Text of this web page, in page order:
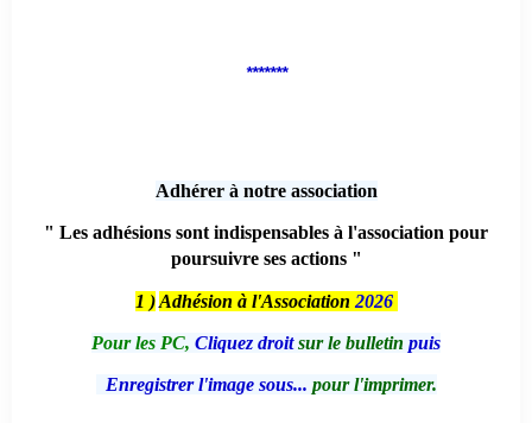
*******
Adhérer à notre association
" Les adhésions sont indispensables à l'association pour
poursuivre ses actions "
1 ) Adhésion à l'Association 2026
Pour les PC, Cliquez droitsur le bulletin puis
Enregistrer l'image sous... pour l'imprimer.